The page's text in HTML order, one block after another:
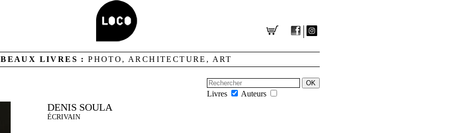
BEAUX LIVRES :PHOTO, ARCHITECTURE, ART
Livres Auteurs
DENIS SOULA
ÉCRIVAIN